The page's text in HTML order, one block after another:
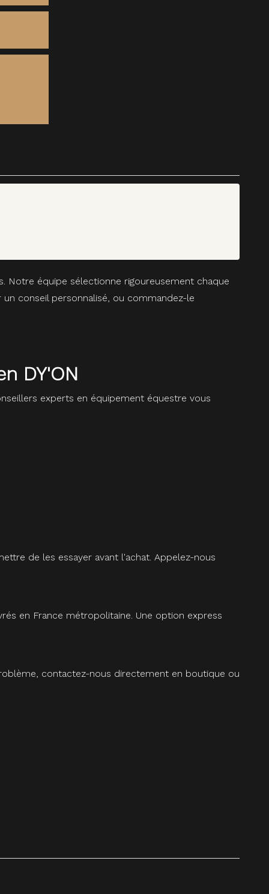
Notre équipe sélectionne rigoureusement chaque
conseil personnalisé, ou commandez-le
DY'ON
experts en équipement équestre vous
de les essayer avant l'achat. Appelez-nous
en France métropolitaine. Une option express
contactez-nous directement en boutique ou